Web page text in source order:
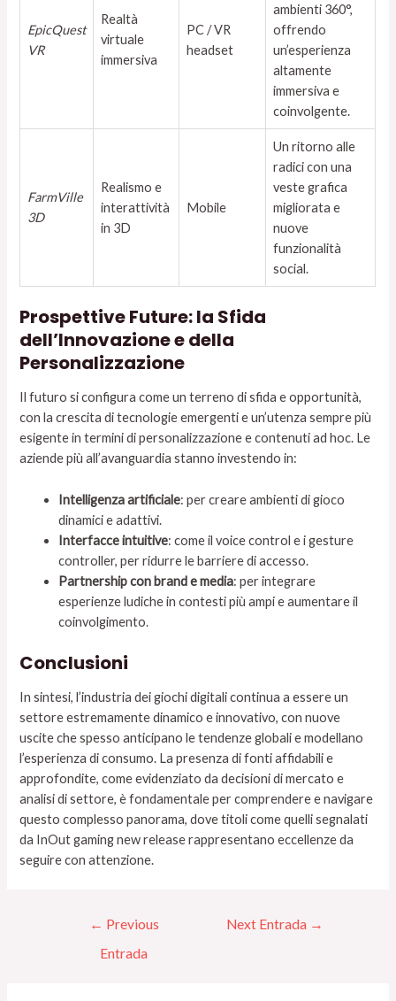
EpicQuest
VR
Realtà
virtuale
immersiva
PC / VR
headset
ambienti 360°,
offrendo
un’esperienza
altamente
immersiva e
coinvolgente.
FarmVille
3D
Realismo e
interattività
in 3D
Mobile
Un ritorno alle
radici con una
veste grafica
migliorata e
nuove
funzionalità
social.
Prospettive Future: la Sfida
dell’Innovazione e della
Personalizzazione
Il futuro si configura come un terreno di sfida e opportunità,
con la crescita di tecnologie emergenti e un’utenza sempre più
esigente in termini di personalizzazione e contenuti ad hoc. Le
aziende più all’avanguardia stanno investendo in:
Intelligenza artificiale: per creare ambienti di gioco
dinamici e adattivi.
Interfacce intuitive: come il voice control e i gesture
controller, per ridurre le barriere di accesso.
Partnership con brand e media: per integrare
esperienze ludiche in contesti più ampi e aumentare il
coinvolgimento.
Conclusioni
In sintesi, l’industria dei giochi digitali continua a essere un
settore estremamente dinamico e innovativo, con nuove
uscite che spesso anticipano le tendenze globali e modellano
l’esperienza di consumo. La presenza di fonti affidabili e
approfondite, come evidenziato da decisioni di mercato e
analisi di settore, è fondamentale per comprendere e navigare
questo complesso panorama, dove titoli come quelli segnalati
da InOut gaming new release rappresentano eccellenze da
seguire con attenzione.
← Previous
Entrada
Next Entrada →